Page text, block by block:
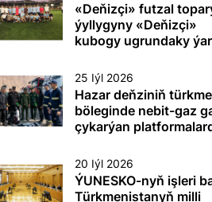
«Deňizçi» futzal
ýyllygyny «Deňizçi»
kubogy ugrundaky
dabaralandyrdy
25 Iýl 2026
Hazar deňziniň
böleginde nebit-gaz
çykarýan
desgalarda
tehnogen
öňüni almak we olary
20 Iýl 2026
ÝUNESKO-nyň işleri
Türkmenistanyň milli